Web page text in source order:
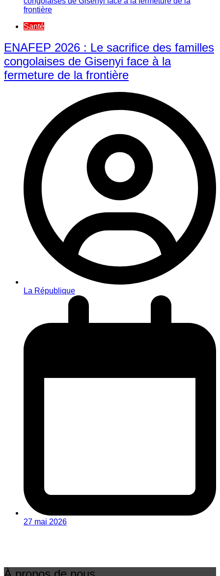
Santé
ENAFEP 2026 : Le sacrifice des familles
congolaises de Gisenyi face à la
fermeture de la frontière
La République
27 mai 2026